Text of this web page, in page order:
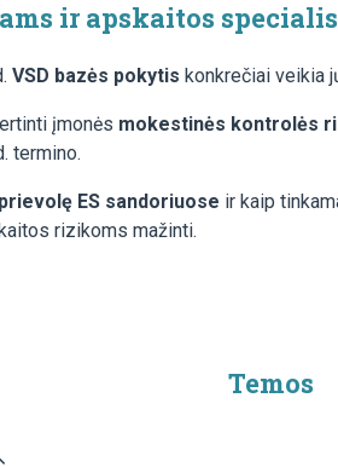
ir apskaitos
VSD bazės pokytis konkrečiai veikia
įmonės mokestinės kontrolės
termino.
ES sandoriuose ir kaip
rizikoms mažinti.
Temos